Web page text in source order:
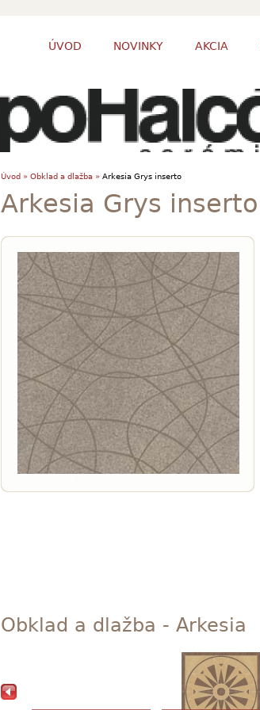
ÚVOD NOVINKY AKCIA
Úvod » Obklad a dlažba »Arkesia Grys inserto
Arkesia Grys inserto
Obklad a dlažba - Arkesia